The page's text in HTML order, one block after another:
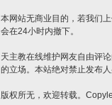
本网站无商业目的，若我们
会在24小时内撤下。
天主教在线维护网友自由评
的立场。本站绝对禁止发布
版权所无，欢迎转载。